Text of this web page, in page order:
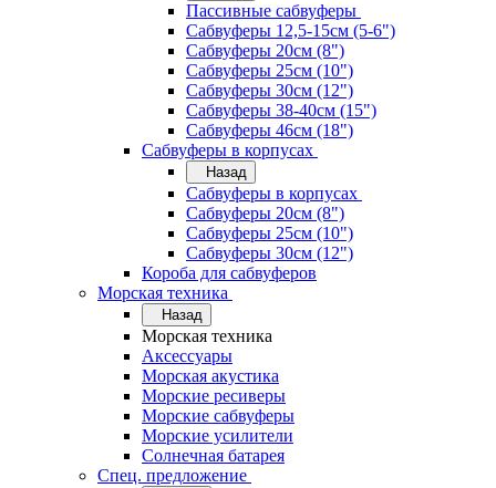
Пассивные сабвуферы
Сабвуферы 12,5-15см (5-6")
Сабвуферы 20см (8")
Сабвуферы 25см (10")
Сабвуферы 30см (12")
Сабвуферы 38-40см (15")
Сабвуферы 46см (18")
Сабвуферы в корпусах
Назад
Сабвуферы в корпусах
Сабвуферы 20см (8")
Сабвуферы 25см (10")
Сабвуферы 30см (12")
Короба для сабвуферов
Морская техника
Назад
Морская техника
Аксессуары
Морская акустика
Морские ресиверы
Морские сабвуферы
Морские усилители
Солнечная батарея
Спец. предложение